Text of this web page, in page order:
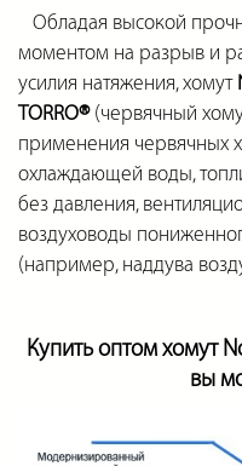
Обладая высокой
моментом на разрыв и
усилия натяжения, хомут
TORRO® (червячный
применения червячных
охлаждающей воды,
без давления,
воздуховоды
(например, наддува
Купить оптом хомут
вы